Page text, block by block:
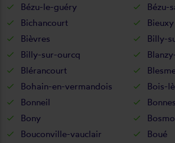
Bézu-le-guéry
Bézu-
Bichancourt
Bieuxy
Bièvres
Billy-
Billy-sur-ourcq
Blérancourt
Bohain-en-vermandois
Bois-
Bonneil
Bony
Bouconville-vauclair
Boué